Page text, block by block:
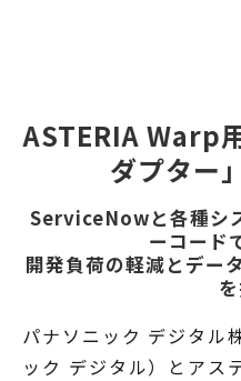
ASTERIA Warp
ダプター
ServiceNowと各種シ
ーコード
開発負荷の軽減とデー
パナソニック デジタル
ック デジタル）とアス